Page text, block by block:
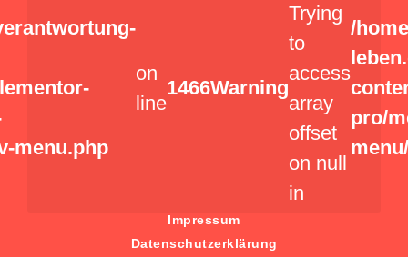
menu.php
on
line
1466Warning
Trying
to
access
array
offset
on null
in
/
pro/
Impressum
Datenschutzerklärung